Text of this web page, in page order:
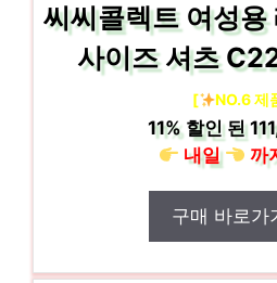
씨씨콜렉트 여성용
사이즈 셔츠
[ NO.6 제
11%할인 된
내일
까
구매 바로가